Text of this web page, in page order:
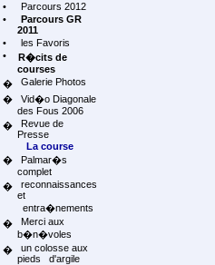
•
Parcours 2012
•
Parcours GR
2011
•
les Favoris
•
R�cits de
courses
�
Galerie Photos
�
Vid�o Diagonale
des Fous 2006
�
Revue de
Presse
La course
�
Palmar�s
complet
�
reconnaissances
et
entra�nements
�
Merci aux
b�n�voles
�
un colosse aux
pieds d'argile